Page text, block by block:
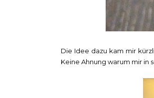
Die Idee dazu kam mir
Keine Ahnung warum mir in